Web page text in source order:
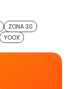
ZONA 30
YOOX